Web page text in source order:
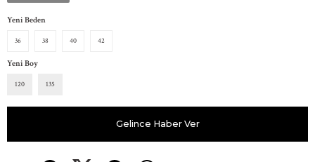
Yeni Beden
36 38 40 42
Yeni Boy
120 135
Gelince Haber Ver